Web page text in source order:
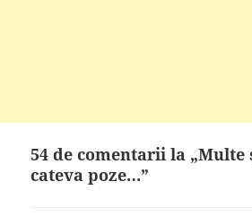
54 de comentarii la „Multe
cateva poze…”